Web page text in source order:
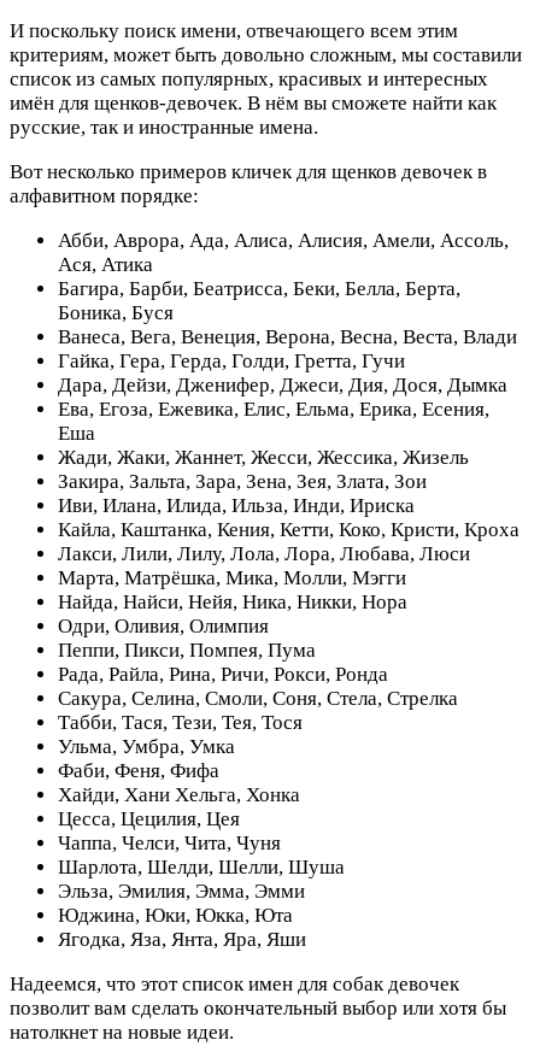
И поскольку поиск имени, отвечающего всем этим
критериям, может быть довольно сложным, мы составили
список из самых популярных, красивых и интересных
имён для щенков-девочек. В нём вы сможете найти как
русские, так и иностранные имена.
Вот несколько примеров кличек для щенков девочек в
алфавитном порядке:
Абби, Аврора, Ада, Алиса, Алисия, Амели, Ассоль,
Ася, Атика
Багира, Барби, Беатрисса, Беки, Белла, Берта,
Боника, Буся
Ванеса, Вега, Венеция, Верона, Весна, Веста, Влади
Гайка, Гера, Герда, Голди, Гретта, Гучи
Дара, Дейзи, Дженифер, Джеси, Дия, Дося, Дымка
Ева, Егоза, Ежевика, Елис, Ельма, Ерика, Есения,
Еша
Жади, Жаки, Жаннет, Жесси, Жессика, Жизель
Закира, Зальта, Зара, Зена, Зея, Злата, Зои
Иви, Илана, Илида, Ильза, Инди, Ириска
Кайла, Каштанка, Кения, Кетти, Коко, Кристи, Кроха
Лакси, Лили, Лилу, Лола, Лора, Любава, Люси
Марта, Матрёшка, Мика, Молли, Мэгги
Найда, Найси, Нейя, Ника, Никки, Нора
Одри, Оливия, Олимпия
Пеппи, Пикси, Помпея, Пума
Рада, Райла, Рина, Ричи, Рокси, Ронда
Сакура, Селина, Смоли, Соня, Стела, Стрелка
Табби, Тася, Тези, Тея, Тося
Ульма, Умбра, Умка
Фаби, Феня, Фифа
Хайди, Хани Хельга, Хонка
Цесса, Цецилия, Цея
Чаппа, Челси, Чита, Чуня
Шарлота, Шелди, Шелли, Шуша
Эльза, Эмилия, Эмма, Эмми
Юджина, Юки, Юкка, Юта
Ягодка, Яза, Янта, Яра, Яши
Надеемся, что этот список имен для собак девочек
позволит вам сделать окончательный выбор или хотя бы
натолкнет на новые идеи.